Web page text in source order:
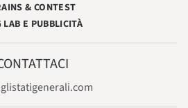
& CONTEST
LAB E PUBBLICITÀ